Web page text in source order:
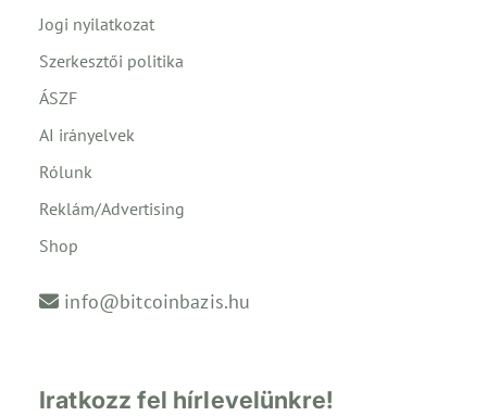
Jogi nyilatkozat
Szerkesztői politika
ÁSZF
AI irányelvek
Rólunk
Reklám/Advertising
Shop
info@bitcoinbazis.hu
Iratkozz fel hírlevelünkre!